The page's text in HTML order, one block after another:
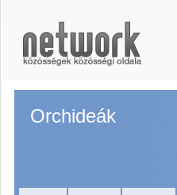
Orchideák